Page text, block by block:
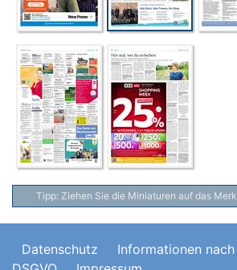
Tipp: Ziehen Sie die Miniaturen auf das
Datenschutz
Informationen nach